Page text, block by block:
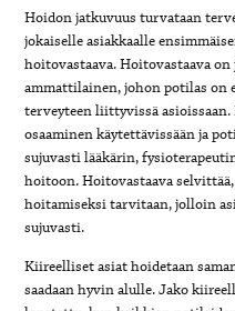
Hoidon jatkuvuus turvataan
jokaiselle asiakkaalle
hoitovastaava. Hoitovastaava
ammattilainen, johon potilas on
terveyteen liittyvissä
osaaminen käytettävissään ja
sujuvasti lääkärin,
hoitoon. Hoitovastaava
hoitamiseksi tarvitaan, jolloin
sujuvasti.
Kiireelliset asiat hoidetaan
saadaan hyvin alulle. Jako